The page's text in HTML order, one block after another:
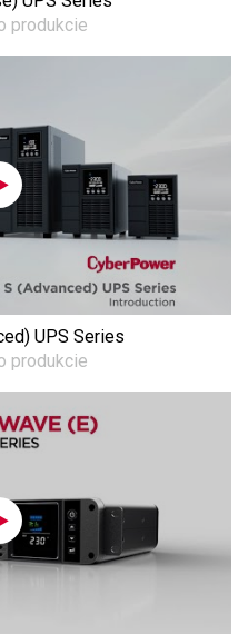
produkcie
UPS Series
produkcie